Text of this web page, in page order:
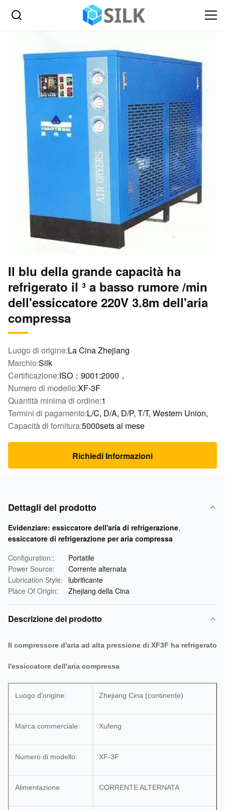
Il blu della grande capacità ha
refrigerato il ³ a basso rumore /min
dell'essiccatore 220V 3.8m dell'aria
compressa
Luogo di origine:La Cina Zhejiang
Marchio:Silk
Certificazione:ISO：9001:2000，
Numero di modello:XF-3F
Quantità minima di ordine:1
Termini di pagamento:L/C, D/A, D/P, T/T, Western Union,
Capacità di fornitura:5000sets al mese
Richiedi Informazioni
Dettagli del prodotto
Evidenziare: essiccatore dell'aria di refrigerazione,
essiccatore di refrigerazione per aria compressa
Configuration::
Portatile
Power Source:
Corrente alternata
Lubrication Style:
lubrificante
Place Of Origin:
Zhejiang della Cina
Descrizione del prodotto
Il compressore d'aria ad alta pressione di XF3F ha refrigerato
l'essiccatore dell'aria compressa
Luogo d'origine: Zhejiang Cina (continente)
Marca commerciale: Xufeng
Numero di modello: XF-3F
Alimentazione CORRENTE ALTERNATA